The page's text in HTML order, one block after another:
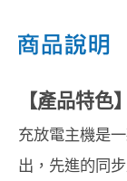
【產品特色】
充放電主機是
出，先進的同